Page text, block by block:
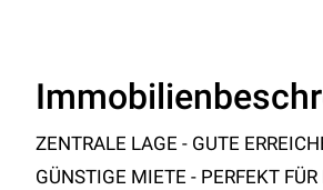
ZENTRALE LAGE - GUTE
GÜNSTIGE MIETE - PERFEKT FÜR